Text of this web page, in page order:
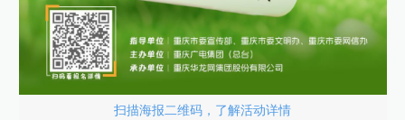
扫描海报二维码，了解活动详情